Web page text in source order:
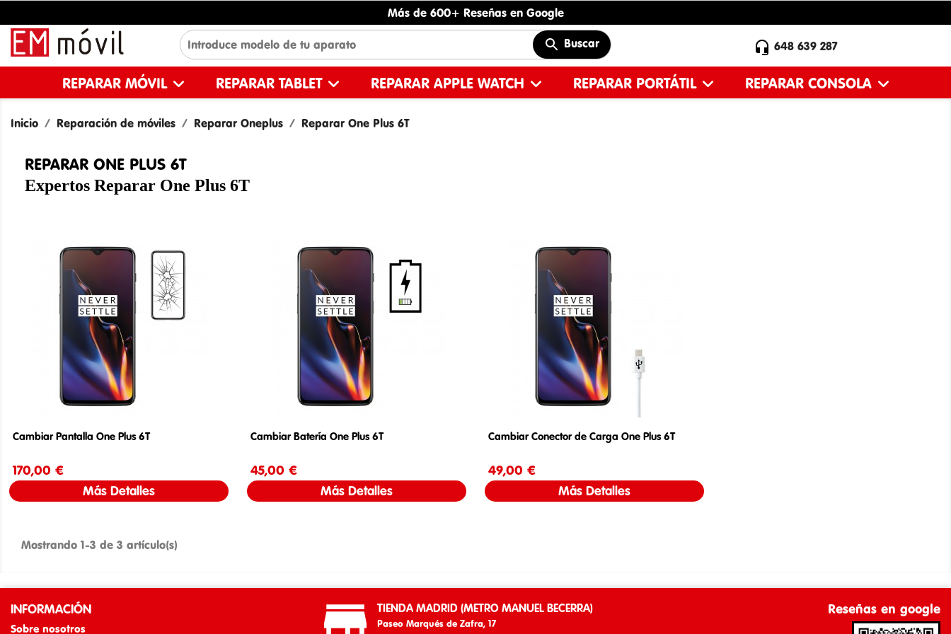
Más de 600+ Reseñas en Google
Buscar  648 639 287
REPARAR MÓVIL REPARAR TABLET REPARAR APPLE WATCH REPARAR PORTÁTIL REPARAR CONSOLA
Inicio Reparación de móviles Reparar Oneplus Reparar One Plus 6T
REPARAR ONE PLUS 6T
Expertos Reparar One Plus 6T
Cambiar Pantalla One Plus 6T
170,00 €
Más Detalles
Cambiar Batería One Plus 6T
45,00 €
Más Detalles
Cambiar Conector de Carga One Plus 6T
49,00 €
Más Detalles
Mostrando 1-3 de 3 artículo(s)
INFORMACIÓN
Sobre nosotros
TIENDA MADRID (METRO MANUEL BECERRA)
Paseo Marqués de Zafra, 17
Reseñas en google